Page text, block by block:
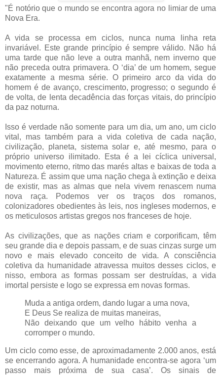
"É notório que o mundo se encontra agora no limiar de uma
Nova Era.
A vida se processa em ciclos, nunca numa linha reta
invariável. Este grande princípio é sempre válido. Não há
uma tarde que não leve a outra manhã, nem inverno que
não preceda outra primavera. O ‘dia’ de um homem, segue
exatamente a mesma série. O primeiro arco da vida do
homem é de avanço, crescimento, progresso; o segundo é
de volta, de lenta decadência das forças vitais, do princípio
da paz noturna.
Isso é verdade não somente para um dia, um ano, um ciclo
vital, mas também para a vida coletiva de cada nação,
civilização, planeta, sistema solar e, até mesmo, para o
próprio universo ilimitado. Esta é a lei cíclica universal,
movimento eterno, ritmo das marés altas e baixas de toda a
Natureza. É assim que uma nação chega à extinção e deixa
de existir, mas as almas que nela vivem renascem numa
nova raça. Podemos ver os traços dos romanos,
colonizadores obedientes às leis, nos ingleses modernos, e
os meticulosos artistas gregos nos franceses de hoje.
As civilizações, que as nações criam e corporificam, têm
seu grande dia e depois passam, e de suas cinzas surge um
novo e mais elevado conceito de vida. A consciência
coletiva da humanidade atravessa muitos desses ciclos, e
nisso, embora as formas possam ser destruídas, a vida
imortal persiste e logo se expressa em novas formas.
Muda a antiga ordem, dando lugar a uma nova,
E Deus Se realiza de muitas maneiras,
Não deixando que um velho hábito venha a
corromper o mundo.
Um ciclo como esse, de aproximadamente 2.000 anos, está
se encerrando agora. A humanidade encontra-se agora ‘um
passo mais próxima de sua casa’. Os sinais de